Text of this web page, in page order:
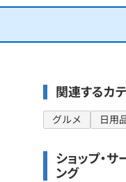
関連するカ
グルメ 日用
ショップ・
ング